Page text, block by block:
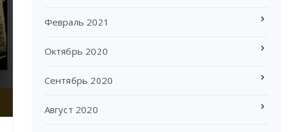
Февраль 2021
Октябрь 2020
Сентябрь 2020
Август 2020